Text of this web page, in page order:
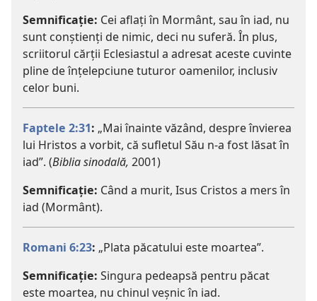
Semnificație: Cei aflați în Mormânt, sau în iad, nu
sunt conștienți de nimic, deci nu suferă. În plus,
scriitorul cărții Eclesiastul a adresat aceste cuvinte
pline de înțelepciune tuturor oamenilor, inclusiv
celor buni.
Faptele 2:31: „Mai înainte văzând, despre învierea
lui Hristos a vorbit, că sufletul Său n-a fost lăsat în
iad”. (Biblia sinodală, 2001)
Semnificație: Când a murit, Isus Cristos a mers în
iad (Mormânt).
Romani 6:23: „Plata păcatului este moartea”.
Semnificație: Singura pedeapsă pentru păcat
este moartea, nu chinul veșnic în iad.